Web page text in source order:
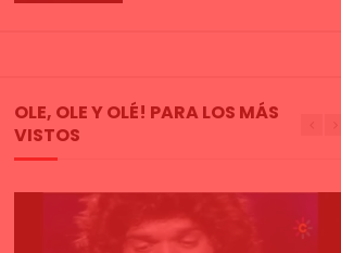
OLE, OLE Y OLÉ! PARA LOS MÁS
VISTOS